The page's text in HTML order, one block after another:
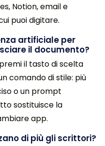
Notion, email e
puoi digitare.
artificiale per
il documento?
il tasto di scelta
comando di stile: più
o un prompt
sostituisce la
app.
di più gli scrittori?